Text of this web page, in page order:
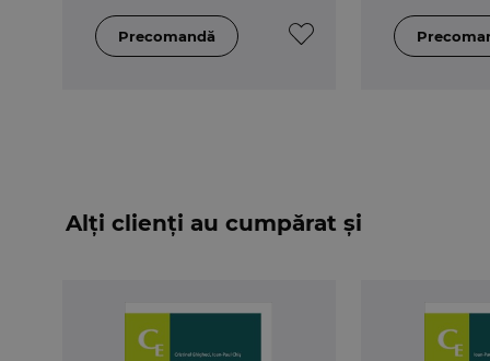
Alți clienți au cumpărat și